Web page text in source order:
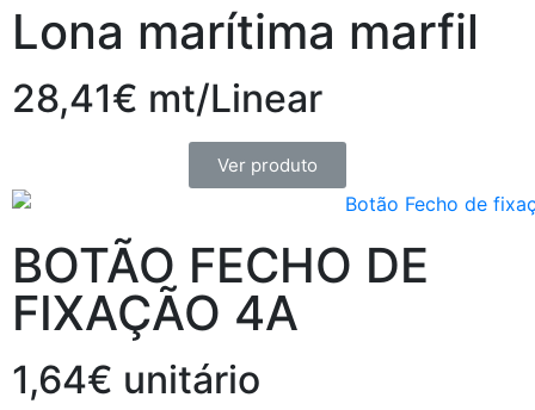
Lona marítima marfil
28,41€ mt/Linear
Ver produto
BOTÃO FECHO DE
FIXAÇÃO 4A
1,64€ unitário